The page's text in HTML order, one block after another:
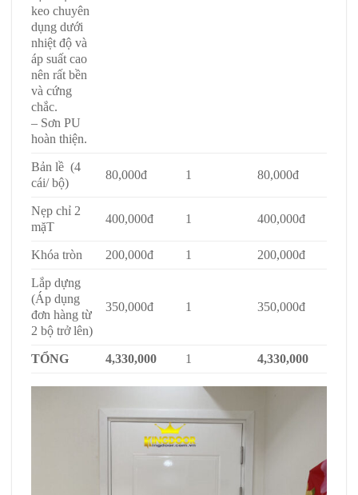
keo chuyên
dụng dưới
nhiệt độ và
áp suất cao
nên rất bền
và cứng
chắc.
– Sơn PU
hoàn thiện.
Bản lề (4
cái/ bộ)
80,000đ 1 80,000đ
Nẹp chỉ 2
mặT
400,000đ 1 400,000đ
Khóa tròn 200,000đ 1 200,000đ
Lắp dựng
(Áp dụng
đơn hàng từ
2 bộ trở lên)
350,000đ 1 350,000đ
TỔNG 4,330,000 1 4,330,000